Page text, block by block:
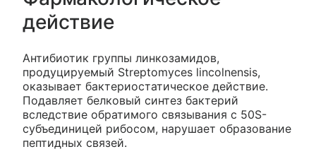
действие
Антибиотик группы линкозамидов,
продуцируемый Streptomyces lincolnensis,
оказывает бактериостатическое действие.
Подавляет белковый синтез бактерий
вследствие обратимого связывания с 50S-
субъединицей рибосом, нарушает образование
пептидных связей.